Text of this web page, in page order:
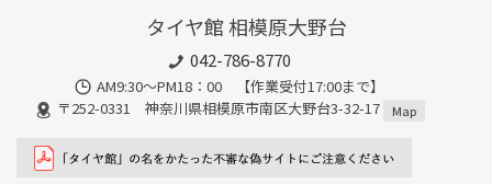
タイヤ館 相模原大野台
042-786-8770
AM9:30～PM18：00 【作業受付17:00まで】
〒252-0331 神奈川県相模原市南区大野台3-32-17
Map